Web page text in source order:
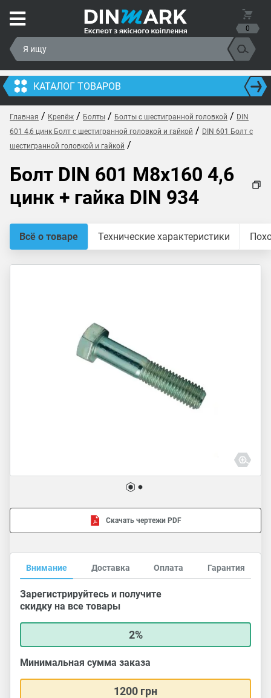
0
КАТАЛОГ ТОВАРОВ
Главная / Крепёж / Болты / Болты с шестигранной головкой / DIN
601 4,6 цинк Болт с шестигранной головкой и гайкой / DIN 601 Болт с
шестигранной головкой и гайкой /
Болт DIN 601 M8x160 4,6
цинк + гайка DIN 934
Всё о товаре Технические характеристики
Скачать чертежи PDF
Внимание Доставка Оплата Гарантия
Зарегистрируйтесь и получите
скидку на все товары
2%
Минимальная сумма заказа
1200 грн